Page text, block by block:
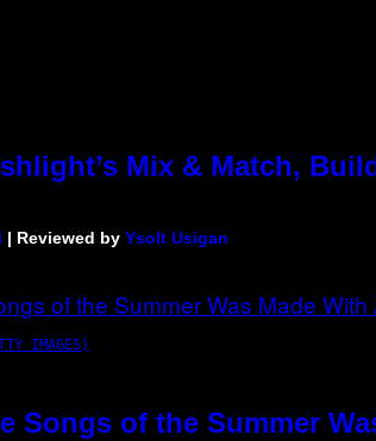
Mix & Match,
| Reviewed by Ysolt Usigan
IMAGES)
Songs of the Summer